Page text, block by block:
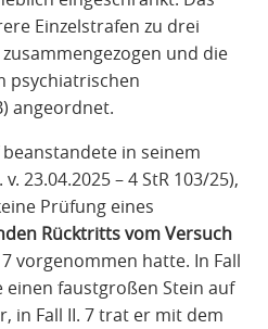
Einzelstrafen zu drei
und die
psychiatrischen
angeordnet.
in seinem
23.04.2025 – 4 StR 103/25),
Prüfung eines
Rücktritts vom Versuch
vorgenommen hatte. In Fall
einen faustgroßen Stein auf
in Fall II. 7 trat er mit dem